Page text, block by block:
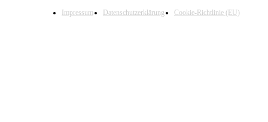
Impressum Datenschutzerklärung Cookie-Richtlinie (EU)